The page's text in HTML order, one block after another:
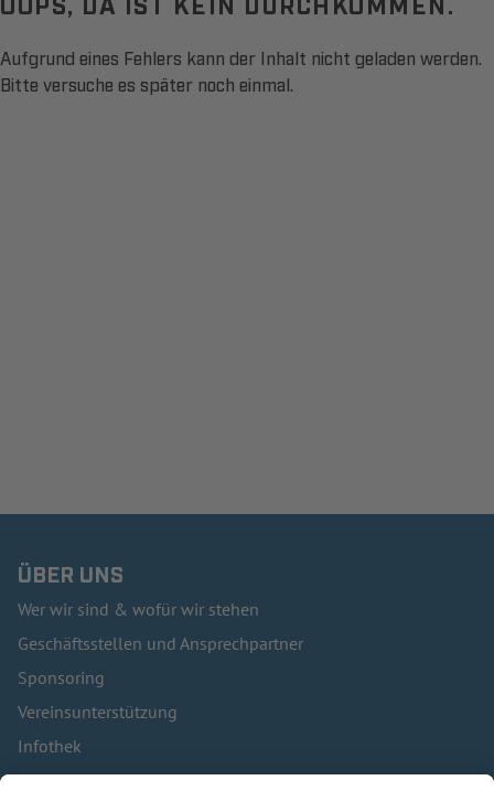
Aufgrund eines Fehlers kann der Inhalt nicht geladen werden.
Bitte versuche es später noch einmal.
ÜBER UNS
Wer wir sind & wofür wir stehen
Geschäftsstellen und Ansprechpartner
Sponsoring
Vereinsunterstützung
Infothek
Kontakt